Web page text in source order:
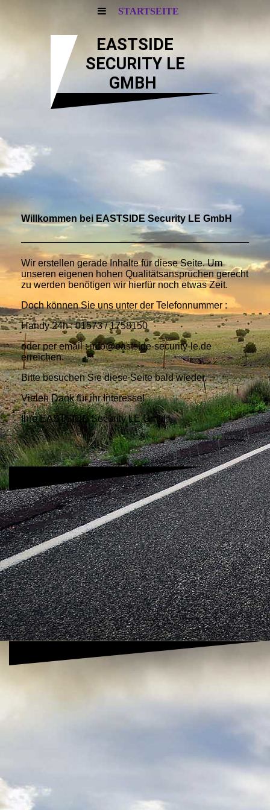
STARTSEITE
EASTSIDE
SECURITY LE
GMBH
Willkommen bei EASTSIDE Security LE GmbH
Wir erstellen gerade Inhalte für diese Seite. Um
unseren eigenen hohen Qualitätsansprüchen gerecht
zu werden benötigen wir hierfür noch etwas Zeit.
Doch können Sie uns unter der Telefonnummer :
Handy 24h : 01573 / 1758150
oder per email : info@eastside-security-le.de
erreichen.
Bitte besuchen Sie diese Seite bald wieder.
Vielen Dank für ihr Interesse!
Ihre EASTSIDE Security LE GmbH